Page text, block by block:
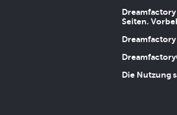
Seiten.
Die Nutzung